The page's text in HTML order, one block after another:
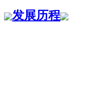
发展历程